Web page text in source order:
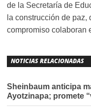
de la Secretaría de
la construcción de
compromiso colaboran
NOTICIAS RELACIONADAS
Sheinbaum anticipa
Ayotzinapa; promete